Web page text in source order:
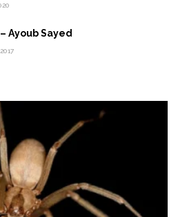
Ayoub Sayed